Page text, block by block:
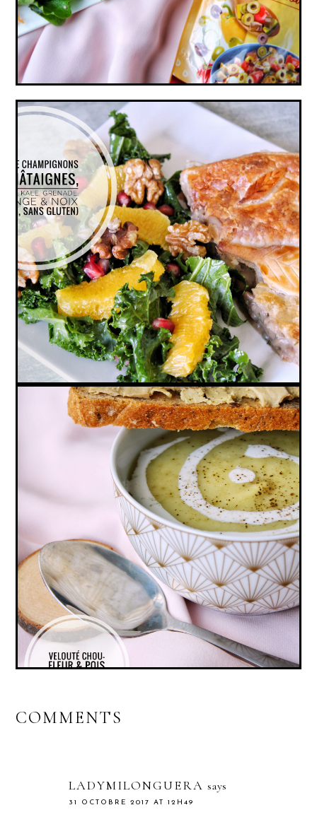
TOURTE CHAMPIGNONS & CHÂTAIGNES,
SALADE KALE, GRENADE, ORANGE & NOIX
(VEGAN, SANS GLUTEN)
VELOUTÉ CHOU-FLEUR & POIS CASSÉS AU
CUMIN (VEGAN, SANS GLUTEN)
COMMENTS
LADYMILONGUERA says
31 OCTOBRE 2017 AT 12H49